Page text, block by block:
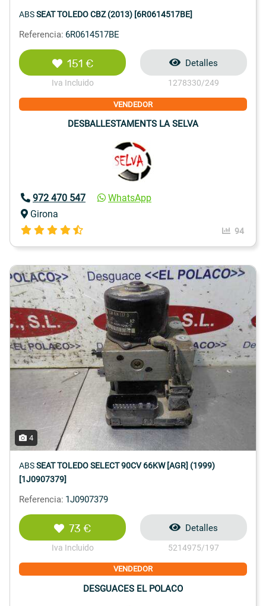
ABSSEAT TOLEDO CBZ (2013) [6R0614517BE]
Referencia: 6R0614517BE
151 €
Iva Incluido
Detalles
1278330/249
VENDEDOR
DESBALLESTAMENTS LA SELVA
972 470 547
WhatsApp
Girona
94
4
ABSSEAT TOLEDO SELECT 90CV 66KW [AGR] (1999)
[1J0907379]
Referencia: 1J0907379
73 €
Iva Incluido
Detalles
5214975/197
VENDEDOR
DESGUACES EL POLACO